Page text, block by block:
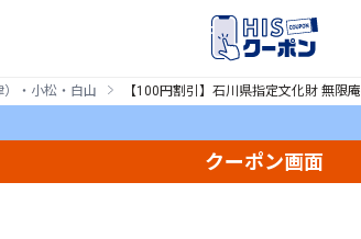
・小松・白山 【100円割引】石川県指定文化財 無限庵
クーポン画面